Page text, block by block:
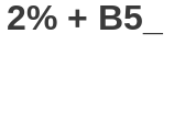
+ B5_